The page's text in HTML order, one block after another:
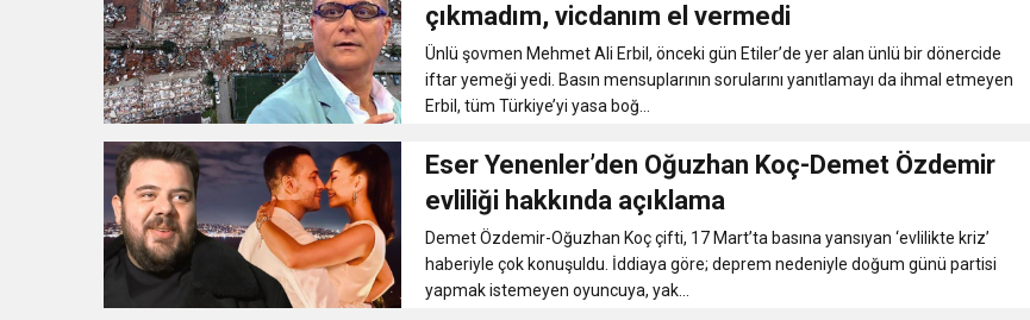
çıkmadım, vicdanım el vermedi
Ünlü şovmen Mehmet Ali Erbil, önceki gün Etiler’de yer alan ünlü bir dönercide
iftar yemeği yedi. Basın mensuplarının sorularını yanıtlamayı da ihmal etmeyen
Erbil, tüm Türkiye’yi yasa boğ...
Eser Yenenler’den Oğuzhan Koç-Demet Özdemir
evliliği hakkında açıklama
Demet Özdemir-Oğuzhan Koç çifti, 17 Mart’ta basına yansıyan ‘evlilikte kriz’
haberiyle çok konuşuldu. İddiaya göre; deprem nedeniyle doğum günü partisi
yapmak istemeyen oyuncuya, yak...